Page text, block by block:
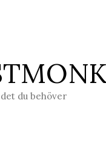
du behöver